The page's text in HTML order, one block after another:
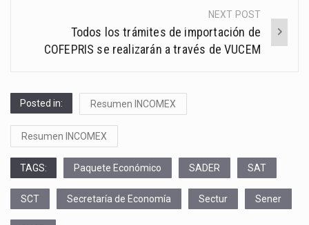
NEXT POST
Todos los trámites de importación de
COFEPRIS se realizarán a través de VUCEM
Posted in: Resumen INCOMEX
Resumen INCOMEX
TAGS: Paquete Económico SADER SAT
SCT Secretaría de Economía Sectur Sener